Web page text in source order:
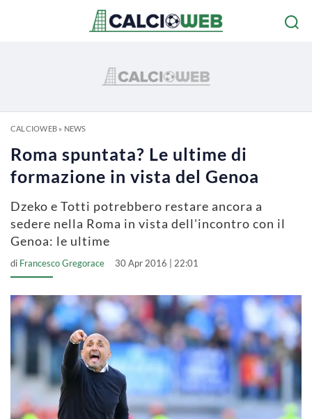
CALCIOWEB» NEWS
Roma spuntata? Le ultime di
formazione in vista del Genoa
Dzeko e Totti potrebbero restare ancora a
sedere nella Roma in vista dell'incontro con il
Genoa: le ultime
di Francesco Gregorace 30 Apr 2016 | 22:01